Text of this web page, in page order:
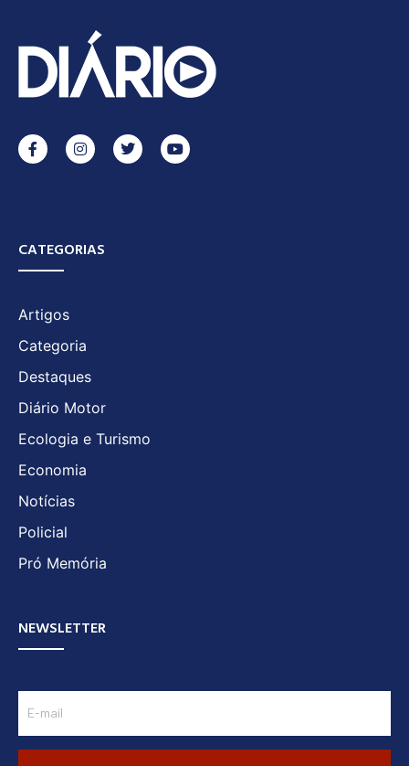
CATEGORIAS
Artigos
Categoria
Destaques
Diário Motor
Ecologia e Turismo
Economia
Notícias
Policial
Pró Memória
NEWSLETTER